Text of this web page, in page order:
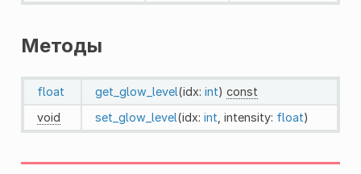
Методы
float get_glow_level(idx: int) const
void
set_glow_level(idx: int , intensity: float)